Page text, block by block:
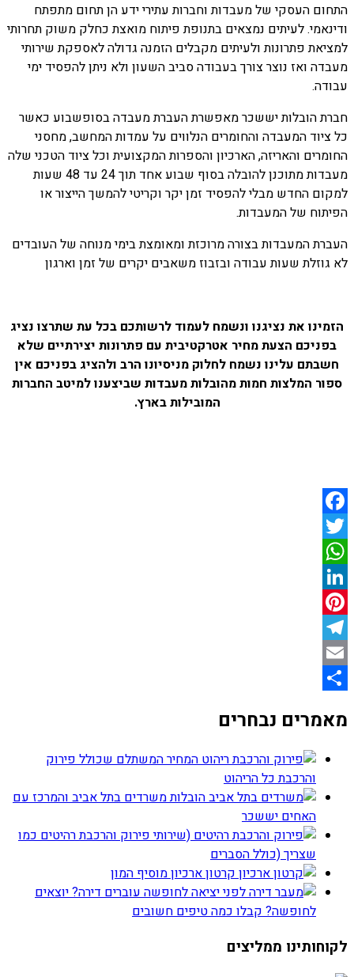
התחום העסקי של מעבדות וחברות עתירי ידע הן תחום מתפתח
ודינאמי. לעיתים נמצאים בתנופת פיתוח מואצת כחלק משוק תחרותי
למציאת פתרונות ולעיתים מקבלים הזמנה גדולה לאספקת שירותי
מעבדה ואז נוצר צורך בעבודה סביב השעון ולא ניתן להפסיד ימי
עבודה.
חברת הובלות יששכר מאפשרת העברת מעבדה בסופשבוע כאשר
כל ציוד המעבדה והחומרים הנלווים על עמדות המחשב, מחסני
החומרים והאריזה, הארכיון והספרות המקצועית וכל ציוד הטכני שלה
מעבדות מתוכנן להובלה בסוף שבוע אחד תוך 24 עד 48 שעות
למקום החדש מבלי להפסיד זמן יקר וקריטי להמשך הייצור או
הפיתוח של המעבדות.
העברת המעבדות בצורה מרוכזת ומאומצת בימי מנוחה של העובדים
לא גוזלת שעות עבודה ובזבוז משאבים יקרים של זמן וארגון
הזמינו את נציגנו ונשמח לעמוד לרשותכם בכל עת שתרצו נציג
בפניכם הצעת מחיר אטרקטיבית עם פתרונות יצירתיים שלא
חשבתם עלינו נשמח לחלוק מניסיונו הרב ולהציג בפניכם אין
ספור המלצות חמות מהובלות מעבדות שביצענו למיטב החברות
המובילות בארץ.
Facebook
Twitter
WhatsApp
LinkedIn
Pinterest
Telegram
Email
מאמרים נבחרים
המחיר המשתלם שכולל פירוק
והרכבת כל הריהוט
הובלות משרדים בתל אביב והמרכז עם
האחים יששכר
(שירותי פירוק והרכבת רהיטים כמו
שצריך (כולל הסברים
קרטון ארכיון מוסיף המון
עוברים דירה? יוצאים
לחופשה? קבלו כמה טיפים חשובים
לקוחותינו ממליצים